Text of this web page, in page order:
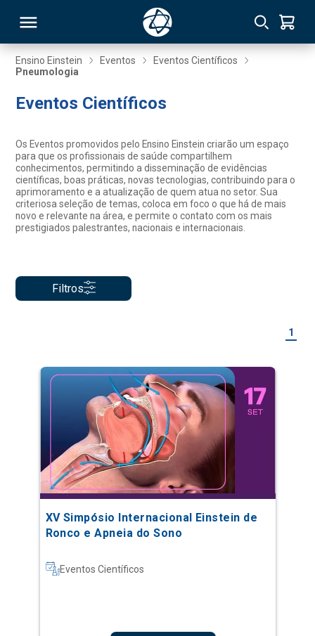
Ensino Einstein Eventos
Eventos Científicos
Pneumologia
Eventos Científicos
Os Eventos promovidos pelo Ensino Einstein criarão um espaço
para que os profissionais de saúde compartilhem
conhecimentos, permitindo a disseminação de evidências
científicas, boas práticas, novas tecnologias, contribuindo para o
aprimoramento e a atualização de quem atua no setor. Sua
criteriosa seleção de temas, coloca em foco o que há de mais
novo e relevante na área, e permite o contato com os mais
prestigiados palestrantes, nacionais e internacionais.
Filtros
1
XV Simpósio Internacional Einstein de
Ronco e Apneia do Sono
Eventos Científicos